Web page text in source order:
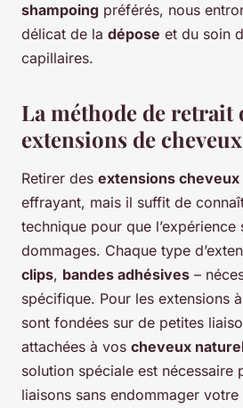
shampoing préférés, nous
délicat de la dépose et du soin
capillaires.
La méthode de retrait
extensions de cheveux
Retirer des extensions cheveux
effrayant, mais il suffit de
technique pour que
dommages. Chaque type
clips, bandes adhésives –
spécifique. Pour les extensions
sont fondées sur de petites
attachées à vos cheveux
solution spéciale est nécessaire
liaisons sans endommager votre